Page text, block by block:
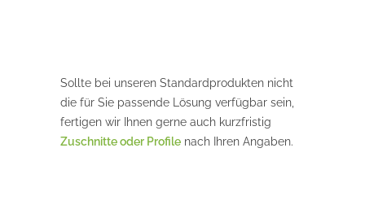
Sollte bei unseren Standardprodukten nicht
die für Sie passende Lösung verfügbar sein,
fertigen wir Ihnen gerne auch kurzfristig
Zuschnitte oder Profile nach Ihren Angaben.